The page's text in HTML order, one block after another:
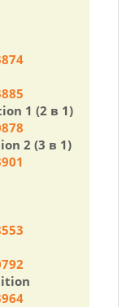
1 (2 в 1)
2 (3 в 1)